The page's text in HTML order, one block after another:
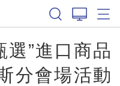
選”進口商品
分會場活動